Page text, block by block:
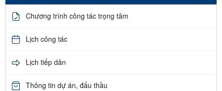
Chương trình công tác trọng tâm
Lịch công tác
Lịch tiếp dân
Thông tin dự án, đấu thầu